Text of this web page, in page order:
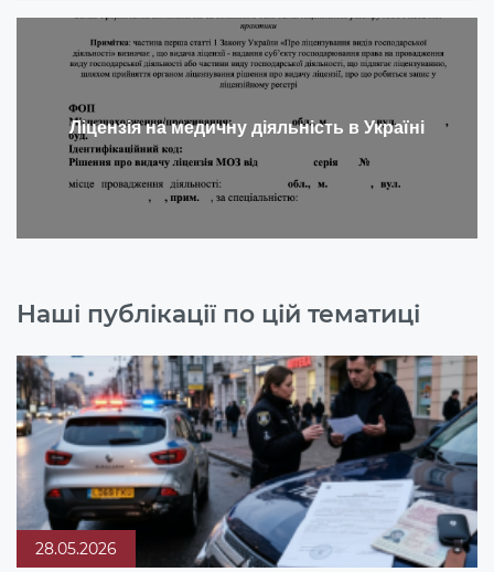
Ліцензія на медичну діяльність в Україні
Наші публікації по цій тематиці
28.05.2026